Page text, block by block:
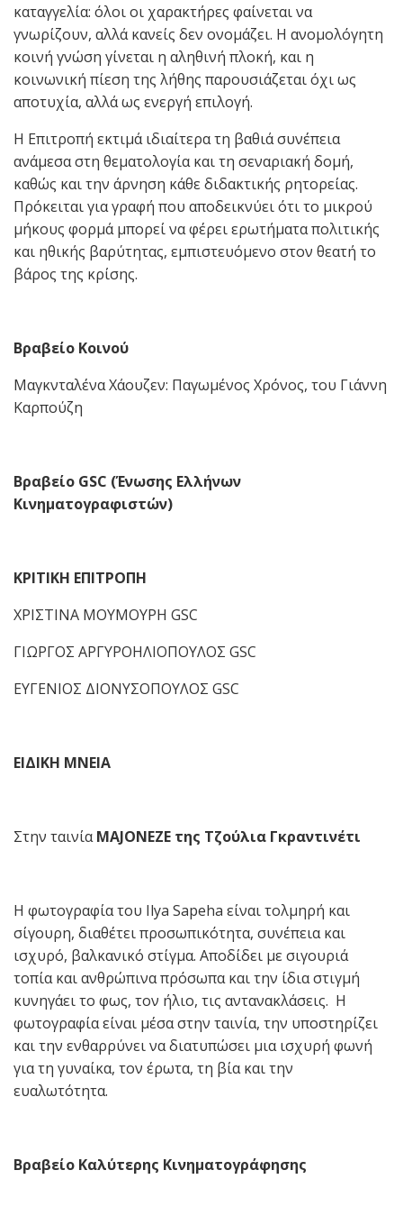
καταγγελία: όλοι οι χαρακτήρες φαίνεται να
γνωρίζουν, αλλά κανείς δεν ονομάζει. Η ανομολόγητη
κοινή γνώση γίνεται η αληθινή πλοκή, και η
κοινωνική πίεση της λήθης παρουσιάζεται όχι ως
αποτυχία, αλλά ως ενεργή επιλογή.
Η Επιτροπή εκτιμά ιδιαίτερα τη βαθιά συνέπεια
ανάμεσα στη θεματολογία και τη σεναριακή δομή,
καθώς και την άρνηση κάθε διδακτικής ρητορείας.
Πρόκειται για γραφή που αποδεικνύει ότι το μικρού
μήκους φορμά μπορεί να φέρει ερωτήματα πολιτικής
και ηθικής βαρύτητας, εμπιστευόμενο στον θεατή το
βάρος της κρίσης.
Βραβείο Κοινού
Μαγκνταλένα Χάουζεν: Παγωμένος Χρόνος, του Γιάννη
Καρπούζη
Βραβείο GSC (Ένωσης Ελλήνων
Κινηματογραφιστών)
ΚΡΙΤΙΚΗ ΕΠΙΤΡΟΠΗ
ΧΡΙΣΤΙΝΑ ΜΟΥΜΟΥΡΗ GSC
ΓΙΩΡΓΟΣ ΑΡΓΥΡΟΗΛΙΟΠΟΥΛΟΣ GSC
ΕΥΓΕΝΙΟΣ ΔΙΟΝΥΣΟΠΟΥΛΟΣ GSC
ΕΙΔΙΚΗ ΜΝΕΙΑ
Στην ταινίαΜAJONEZE της Τζούλια Γκραντινέτι
Η φωτογραφία του Ilya Sapeha είναι τολμηρή και
σίγουρη, διαθέτει προσωπικότητα, συνέπεια και
ισχυρό, βαλκανικό στίγμα. Αποδίδει με σιγουριά
τοπία και ανθρώπινα πρόσωπα και την ίδια στιγμή
κυνηγάει το φως, τον ήλιο, τις αντανακλάσεις. Η
φωτογραφία είναι μέσα στην ταινία, την υποστηρίζει
και την ενθαρρύνει να διατυπώσει μια ισχυρή φωνή
για τη γυναίκα, τον έρωτα, τη βία και την
ευαλωτότητα.
Βραβείο Καλύτερης Κινηματογράφησης